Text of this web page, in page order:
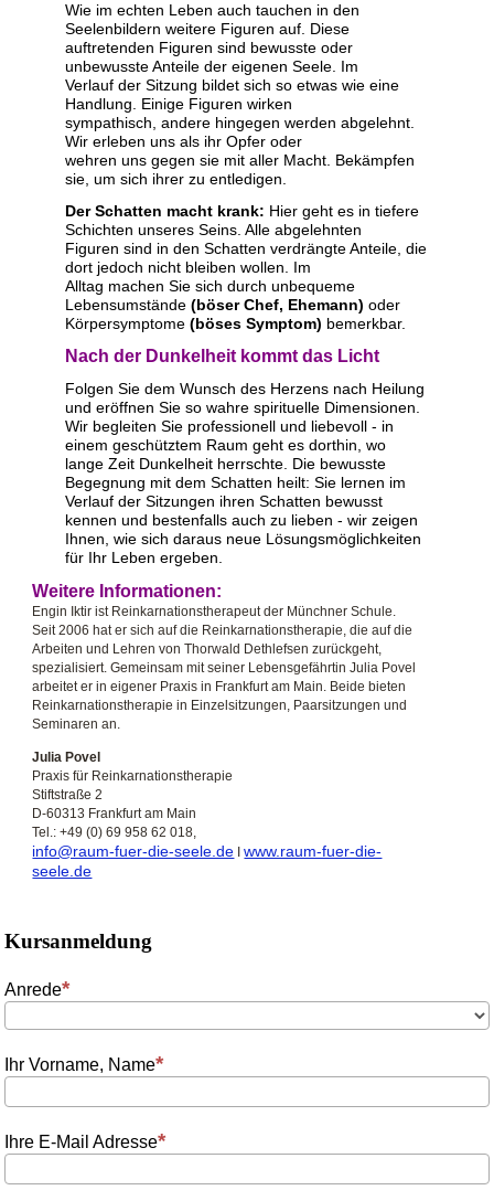
Wie im echten Leben auch tauchen in den
Seelenbildern weitere Figuren auf. Diese
auftretenden Figuren sind bewusste oder
unbewusste Anteile der eigenen Seele. Im
Verlauf der Sitzung bildet sich so etwas wie eine
Handlung. Einige Figuren wirken
sympathisch, andere hingegen werden abgelehnt.
Wir erleben uns als ihr Opfer oder
wehren uns gegen sie mit aller Macht. Bekämpfen
sie, um sich ihrer zu entledigen.
Der Schatten macht krank: Hier geht es in tiefere
Schichten unseres Seins. Alle abgelehnten
Figuren sind in den Schatten verdrängte Anteile, die
dort jedoch nicht bleiben wollen. Im
Alltag machen Sie sich durch unbequeme
Lebensumstände(böser Chef, Ehemann) oder
Körpersymptome(böses Symptom) bemerkbar.
Nach der Dunkelheit kommt das Licht
Folgen Sie dem Wunsch des Herzens nach Heilung
und eröffnen Sie so wahre spirituelle Dimensionen.
Wir begleiten Sie professionell und liebevoll - in
einem geschütztem Raum geht es dorthin, wo
lange Zeit Dunkelheit herrschte. Die bewusste
Begegnung mit dem Schatten heilt: Sie lernen im
Verlauf der Sitzungen ihren Schatten bewusst
kennen und bestenfalls auch zu lieben - wir zeigen
Ihnen, wie sich daraus neue Lösungsmöglichkeiten
für Ihr Leben ergeben.
Weitere Informationen:
Engin Iktir ist Reinkarnationstherapeut der Münchner Schule.
Seit 2006 hat er sich auf die Reinkarnationstherapie, die auf die
Arbeiten und Lehren von Thorwald Dethlefsen zurückgeht,
spezialisiert. Gemeinsam mit seiner Lebensgefährtin Julia Povel
arbeitet er in eigener Praxis in Frankfurt am Main. Beide bieten
Reinkarnationstherapie in Einzelsitzungen, Paarsitzungen und
Seminaren an.
Julia Povel
Praxis für Reinkarnationstherapie
Stiftstraße 2
D-60313 Frankfurt am Main
Tel.: +49 (0) 69 958 62 018,
info@raum-fuer-die-seele.de Iwww.raum-fuer-die-
seele.de
Kursanmeldung
Anrede
Ihr Vorname, Name
Ihre E-Mail Adresse